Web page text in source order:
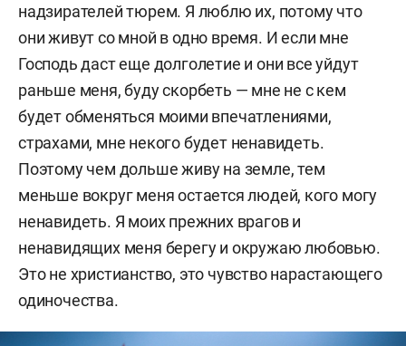
надзирателей тюрем. Я люблю их, потому что
они живут со мной в одно время. И если мне
Господь даст еще долголетие и они все уйдут
раньше меня, буду скорбеть — мне не с кем
будет обменяться моими впечатлениями,
страхами, мне некого будет ненавидеть.
Поэтому чем дольше живу на земле, тем
меньше вокруг меня остается людей, кого могу
ненавидеть. Я моих прежних врагов и
ненавидящих меня берегу и окружаю любовью.
Это не христианство, это чувство нарастающего
одиночества.